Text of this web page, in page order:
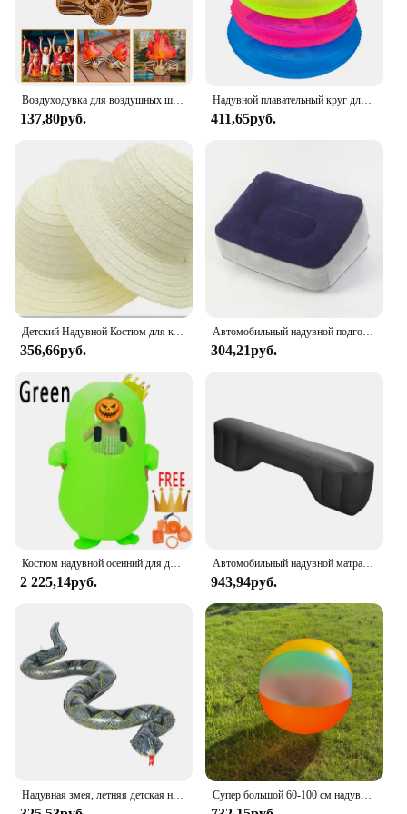
making it a reliable and long-lasting addition to
your baby's playtime routine.
137,80руб.
Надувной плавательный круг для детей и взрослых, ФЛУОРЕСЦЕНТНОЕ спасательное кольцо, портативный плавательный надувной поплавок
411,65руб.
Детский Надувной Костюм для косплея динозавров на день Хэллоуина
356,66руб.
Автомобильный надувной подголовник для поясницы, воздушные матовые, высокоскоростной, для путешествий на дальнем расстоянии, подходит для детского подголовника для сна
304,21руб.
2 225,14руб.
Автомобильный надувной матрас для путешествий, аксессуары для заднего сиденья автомобиля, коврик для зазора стопы, черная подкладка для зазора пирса
943,94руб.
Супер большой 60-100 см надувной мяч из ПВХ для детей, воздушный пляжный мяч, бассейн, открытый гигантский рулонный мяч, игрушка, спортивная водная игра